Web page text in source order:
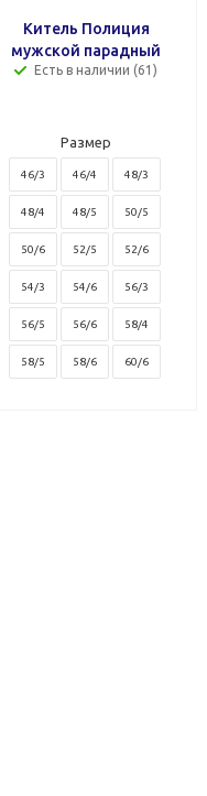
Китель Полиция
мужской парадный
Есть в наличии (61)
Размер
46/3 46/4 48/3
48/4 48/5 50/5
50/6 52/5 52/6
54/3 54/6 56/3
56/5 56/6 58/4
58/5 58/6 60/6